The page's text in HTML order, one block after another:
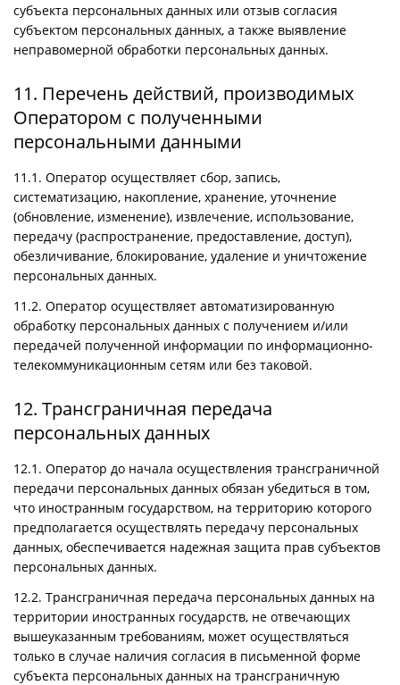
субъекта персональных данных или отзыв согласия
субъектом персональных данных, а также выявление
неправомерной обработки персональных данных.
11. Перечень действий, производимых
Оператором с полученными
персональными данными
11.1. Оператор осуществляет сбор, запись,
систематизацию, накопление, хранение, уточнение
(обновление, изменение), извлечение, использование,
передачу (распространение, предоставление, доступ),
обезличивание, блокирование, удаление и уничтожение
персональных данных.
11.2. Оператор осуществляет автоматизированную
обработку персональных данных с получением и/или
передачей полученной информации по информационно-
телекоммуникационным сетям или без таковой.
12. Трансграничная передача
персональных данных
12.1. Оператор до начала осуществления трансграничной
передачи персональных данных обязан убедиться в том,
что иностранным государством, на территорию которого
предполагается осуществлять передачу персональных
данных, обеспечивается надежная защита прав субъектов
персональных данных.
12.2. Трансграничная передача персональных данных на
территории иностранных государств, не отвечающих
вышеуказанным требованиям, может осуществляться
только в случае наличия согласия в письменной форме
субъекта персональных данных на трансграничную